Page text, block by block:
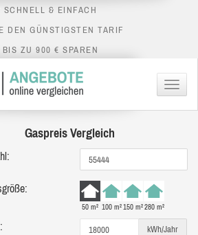
SCHNELL & EINFACH
DEN GÜNSTIGSTEN TARIF
BIS ZU 900 € SPAREN
Menü
Gaspreis Vergleich
50 m² 100 m²150 m²280 m²
kWh/Jahr